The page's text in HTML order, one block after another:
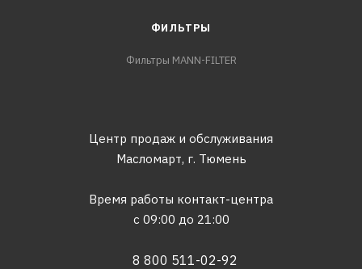
ФИЛЬТРЫ
Фильтры MANN-FILTER
Центр продаж и обслуживания
Масломарт, г. Тюмень
Время работы контакт-центра
с 09:00 до 21:00
8 800 511-02-92